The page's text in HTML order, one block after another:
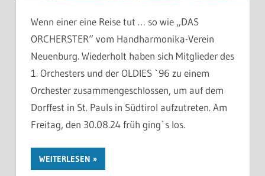
Wenn einer eine Reise tut … so wie „DAS
ORCHERSTER“ vom Handharmonika-Verein
Neuenburg. Wiederholt haben sich Mitglieder des
1. Orchesters und der OLDIES `96 zu einem
Orchester zusammengeschlossen, um auf dem
Dorffest in St. Pauls in Südtirol aufzutreten. Am
Freitag, den 30.08.24 früh ging`s los.
WEITERLESEN